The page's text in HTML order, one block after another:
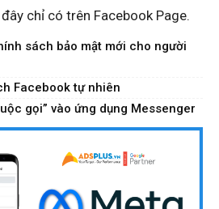
chỉ có trên Facebook Page.
sách bảo mật mới cho người
Facebook tự nhiên
gọi” vào ứng dụng Messenger